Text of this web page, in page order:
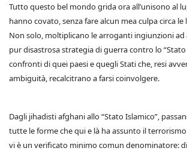
Tutto questo bel mondo grida ora all’unisono al
hanno covato, senza fare alcun mea culpa circa
Non solo, moltiplicano le arroganti ingiunzioni ad
pur disastrosa strategia di guerra contro lo “Stato
confronti di quei paesi e quegli Stati che, resi
ambiguità, recalcitrano a farsi coinvolgere.
Dagli jihadisti afghani allo “Stato Islamico”,
tutte le forme che qui e là ha assunto il
vi è un verificato minimo comun denominatore: